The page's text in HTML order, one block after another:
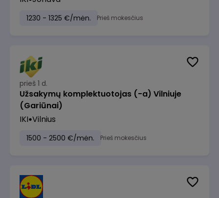
1230 - 1325 €/mėn. Prieš mokesčius
prieš 1 d.
Užsakymų komplektuotojas (-a) Vilniuje
(Gariūnai)
IKI Vilnius
1500 - 2500 €/mėn. Prieš mokesčius